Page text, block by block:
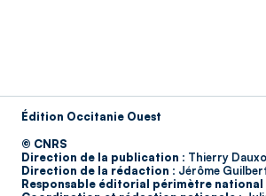
Édition Occitanie Ouest
© CNRS
Direction de la publication : Thierry
Direction de la rédaction : Jérôme
Responsable éditorial périmètre national